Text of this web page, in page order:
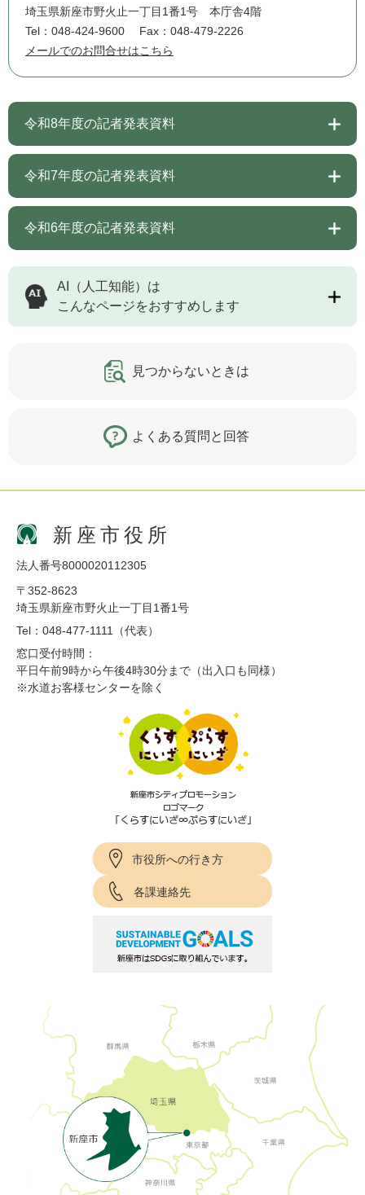
埼玉県新座市野火止一丁目1番1号 本庁舎4階
Tel：048-424-9600
Fax：048-479-2226
メールでのお問合せはこちら
令和8年度の記者発表資料
令和7年度の記者発表資料
令和6年度の記者発表資料
AI（人工知能）は
こんなページをおすすめします
見つからないときは
よくある質問と回答
新座市役所
法人番号8000020112305
〒352-8623
埼玉県新座市野火止一丁目1番1号
Tel：048-477-1111（代表）
窓口受付時間：
平日午前9時から午後4時30分まで（出入口も同様）
※水道お客様センターを除く
市役所への行き方
各課連絡先